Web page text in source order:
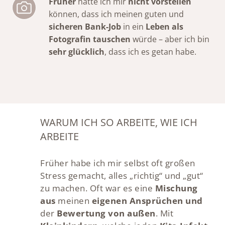
können, dass ich meinen guten und
sicheren Bank-Job in ein Leben als
Fotografin tauschen würde – aber ich bin
sehr glücklich, dass ich es getan habe.
WARUM ICH SO ARBEITE, WIE ICH
ARBEITE
Früher habe ich mir selbst oft großen
Stress gemacht, alles „richtig“ und „gut“
zu machen. Oft war es eine Mischung
aus meinen eigenen Ansprüchen und
der Bewertung von außen. Mit